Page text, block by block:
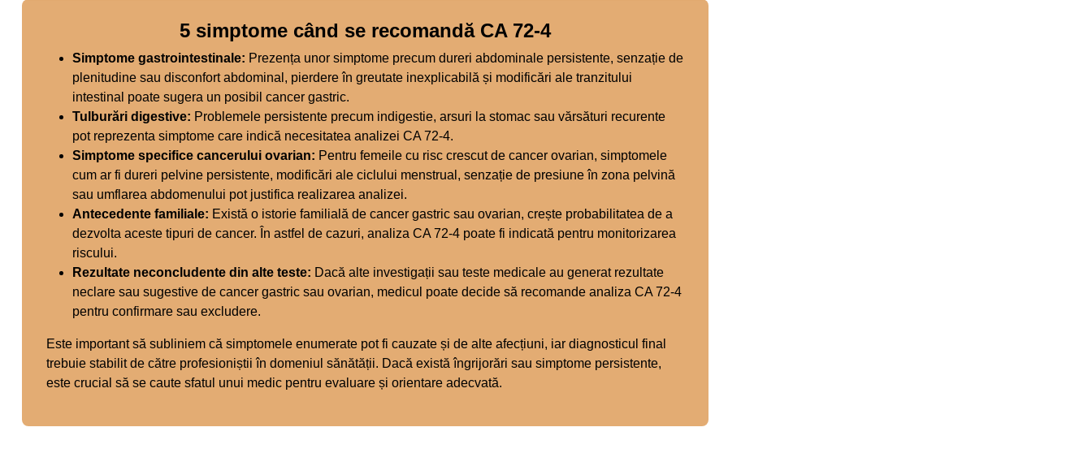
5 simptome când se recomandă CA 72-4
Simptome gastrointestinale: Prezența unor simptome precum dureri abdominale persistente, senzație de
plenitudine sau disconfort abdominal, pierdere în greutate inexplicabilă și modificări ale tranzitului
intestinal poate sugera un posibil cancer gastric.
Tulburări digestive: Problemele persistente precum indigestie, arsuri la stomac sau vărsături recurente
pot reprezenta simptome care indică necesitatea analizei CA 72-4.
Simptome specifice cancerului ovarian: Pentru femeile cu risc crescut de cancer ovarian, simptomele
cum ar fi dureri pelvine persistente, modificări ale ciclului menstrual, senzație de presiune în zona pelvină
sau umflarea abdomenului pot justifica realizarea analizei.
Antecedente familiale: Există o istorie familială de cancer gastric sau ovarian, crește probabilitatea de a
dezvolta aceste tipuri de cancer. În astfel de cazuri, analiza CA 72-4 poate fi indicată pentru monitorizarea
riscului.
Rezultate neconcludente din alte teste: Dacă alte investigații sau teste medicale au generat rezultate
neclare sau sugestive de cancer gastric sau ovarian, medicul poate decide să recomande analiza CA 72-4
pentru confirmare sau excludere.
Este important să subliniem că simptomele enumerate pot fi cauzate și de alte afecțiuni, iar diagnosticul final
trebuie stabilit de către profesioniștii în domeniul sănătății. Dacă există îngrijorări sau simptome persistente,
este crucial să se caute sfatul unui medic pentru evaluare și orientare adecvată.